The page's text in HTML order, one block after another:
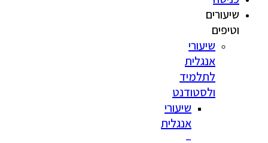
שיעורים
וטיפים
שיעורי
אנגלית
לתלמיד
ולסטודנט
שיעורי
אנגלית
–